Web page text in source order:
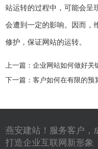
站运转的过程中，可能会呈
会遭到一定的影响。因而，
修护，保证网站的运转。
上一篇：企业网站如何做好关
下一篇：客户如何在有限的预
燕安建站！服务客户，
打造企业互联网新形象